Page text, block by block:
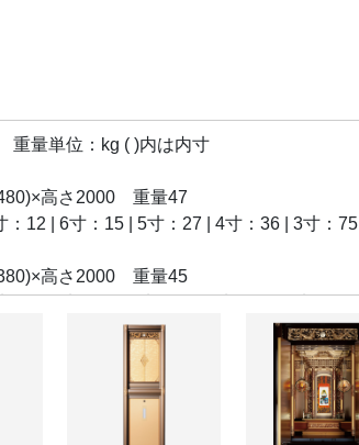
量単位：kg ( )内は内寸
高さ2000 重量47
12 | 6寸：15 | 5寸：27 | 4寸：36 | 3寸：75
高さ2000 重量45
高さ2000 重量44
：12 | 6寸：12 | 5寸：24 | 4寸：33 | 3寸：60
×高さ2000 重量42